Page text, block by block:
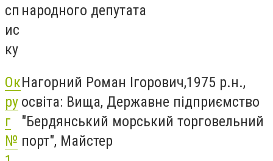
сп
ис
ку
народного депутата
Ок
ру
г
№
Нагорний Роман Ігорович,1975 р.н.,
освіта: Вища, Державне підприємство
"Бердянський морський торговельний
порт", Майстер